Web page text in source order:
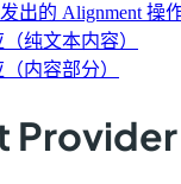
出的 Alignment 操
纯文本内容）
内容部分）
Provider